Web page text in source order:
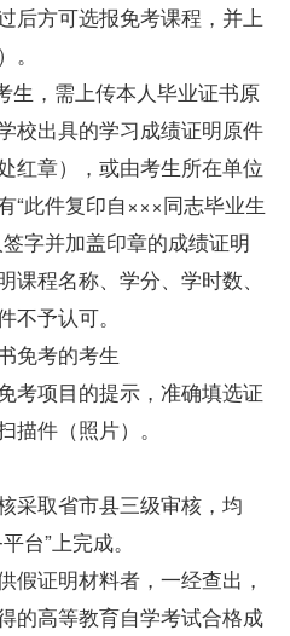
后方可选报免考课程，并上
生，需上传本人毕业证书原
校出具的学习成绩证明原件
红章），或由考生所在单位
“此件复印自×××同志毕业生
字并加盖印章的成绩证明
程名称、学分、学时数、
予认可。
免考的考生
考项目的提示，准确填选证
件（照片）。
采取省市县三级审核，均
台”上完成。
假证明材料者，一经查出，
的高等教育自学考试合格成